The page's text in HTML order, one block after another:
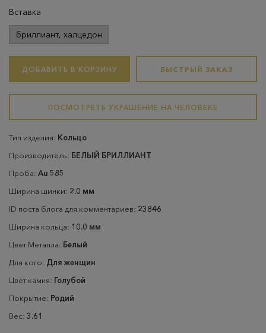
Вставка
бриллиант, халцедон
ДОБАВИТЬ В КОРЗИНУ БЫСТРЫЙ ЗАКАЗ
ПОСМОТРЕТЬ УКРАШЕНИЕ НА ЧЕЛОВЕКЕ
Тип изделия: Кольцо
Производитель: БЕЛЫЙ БРИЛЛИАНТ
Проба: Au 585
Ширина шинки: 2.0 мм
ID поста блога для комментариев: 23846
Ширина кольца: 10.0 мм
Цвет Металла: Белый
Для кого: Для женщин
Цвет камня: Голубой
Покрытие: Родий
Вес: 3.61